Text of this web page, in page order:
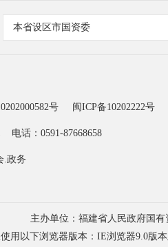
本省设区市国资委
号 闽ICP备10202222号
电话：0591-87668658
.政务
主办单位：福建省人民政府国
用以下浏览器版本：IE浏览器9.0版